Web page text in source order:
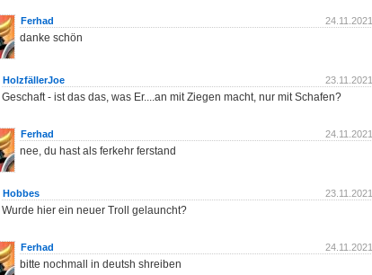
24.11.2021
Ferhad
danke schön
23.11.2021
HolzfällerJoe
Geschaft - ist das das, was Er....an mit Ziegen macht, nur mit Schafen?
24.11.2021
Ferhad
nee, du hast als ferkehr ferstand
23.11.2021
Hobbes
Wurde hier ein neuer Troll gelauncht?
24.11.2021
Ferhad
bitte nochmall in deutsh shreiben